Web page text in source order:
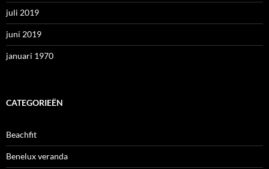
juli 2019
juni 2019
januari 1970
CATEGORIEËN
Beachfit
Benelux veranda